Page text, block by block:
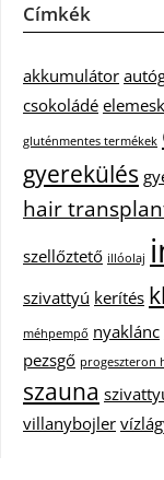
Címkék
akkumulátor
csokoládé
gluténmentes termékek
gyerekülés
hair
szellőztető illóolaj
szivattyú kerítés
méhpempő nyaklánc
pezsgő progeszteron
szauna
villanybojler